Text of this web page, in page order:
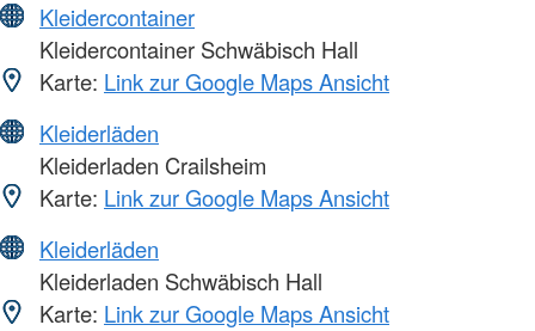
Kleidercontainer
Kleidercontainer Schwäbisch Hall
Karte: Link zur Google Maps Ansicht
Kleiderläden
Kleiderladen Crailsheim
Karte: Link zur Google Maps Ansicht
Kleiderläden
Kleiderladen Schwäbisch Hall
Karte: Link zur Google Maps Ansicht